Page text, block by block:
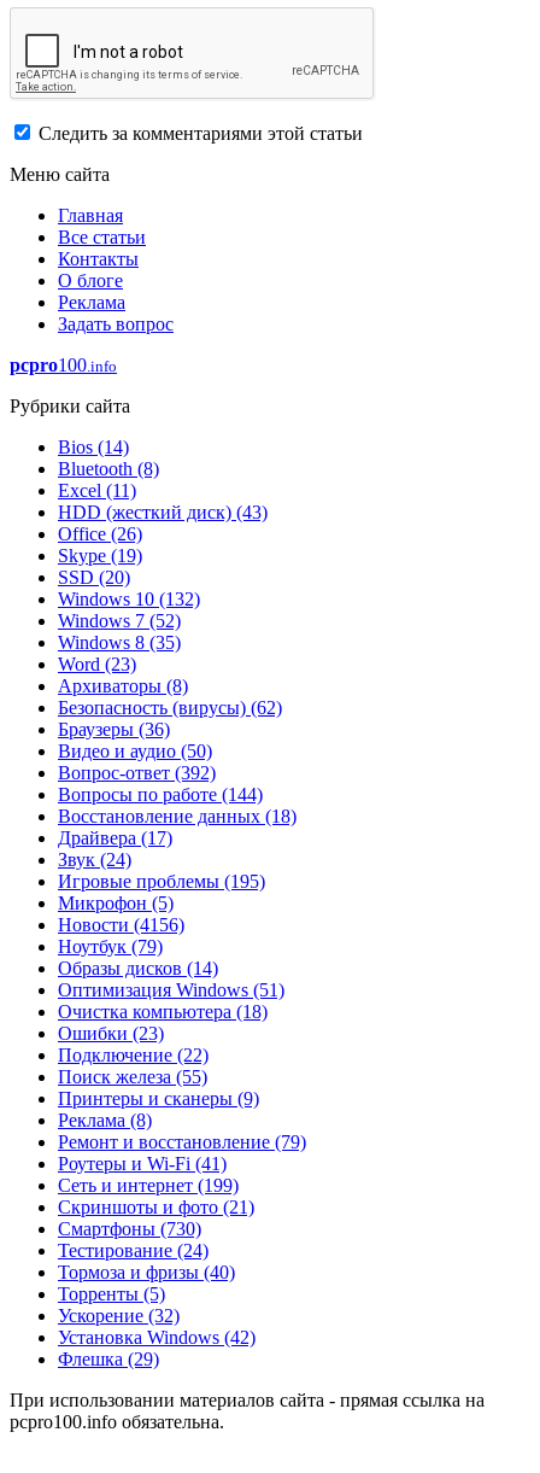
Следить за комментариями этой статьи
Меню сайта
Главная
Все статьи
Контакты
О блоге
Реклама
Задать вопрос
pcpro100.info
Рубрики сайта
Bios (14)
Bluetooth (8)
Excel (11)
HDD (жесткий диск) (43)
Office (26)
Skype (19)
SSD (20)
Windows 10 (132)
Windows 7 (52)
Windows 8 (35)
Word (23)
Архиваторы (8)
Безопасность (вирусы) (62)
Браузеры (36)
Видео и аудио (50)
Вопрос-ответ (392)
Вопросы по работе (144)
Восстановление данных (18)
Драйвера (17)
Звук (24)
Игровые проблемы (195)
Микрофон (5)
Новости (4156)
Ноутбук (79)
Образы дисков (14)
Оптимизация Windows (51)
Очистка компьютера (18)
Ошибки (23)
Подключение (22)
Поиск железа (55)
Принтеры и сканеры (9)
Реклама (8)
Ремонт и восстановление (79)
Роутеры и Wi-Fi (41)
Сеть и интернет (199)
Скриншоты и фото (21)
Смартфоны (730)
Тестирование (24)
Тормоза и фризы (40)
Торренты (5)
Ускорение (32)
Установка Windows (42)
Флешка (29)
При использовании материалов сайта - прямая ссылка на
pcpro100.info обязательна.